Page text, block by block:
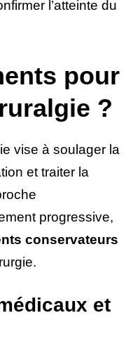
l’atteinte du
pour
?
vise à soulager la
et traiter la
progressive,
conservateurs
et